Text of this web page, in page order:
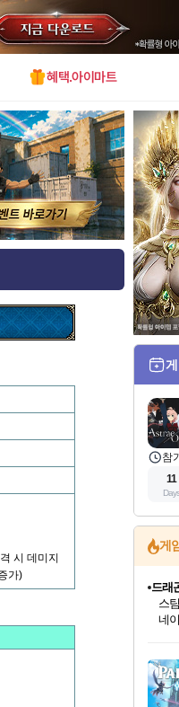
혜택.아이마트
시 데미지
가)
참
11
Days
게
최
드래
스
문명
조
네
이
네
할
네
40
할
일
혜
편